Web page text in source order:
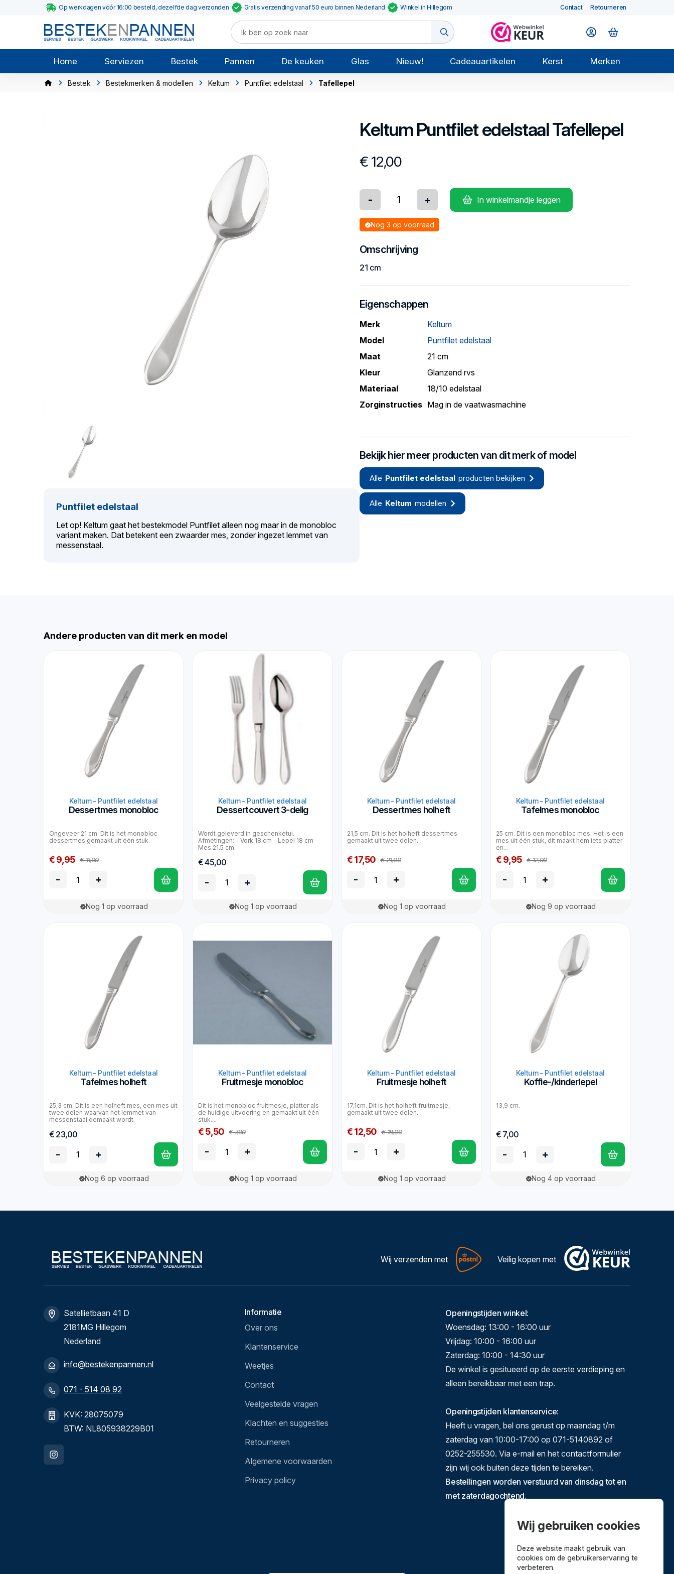
Op werkdagen vóór 16:00 besteld, dezelfde dag verzonden Gratis verzending vanaf 50 euro binnen Nederland Winkel in Hillegom Contact Retourneren
Home Serviezen Bestek Pannen De keuken Glas Nieuw! Cadeauartikelen Kerst Merken
Bestek Bestekmerken & modellen Keltum Puntfilet edelstaal Tafellepel
Puntfilet edelstaal
Let op! Keltum gaat het bestekmodel Puntfilet alleen nog maar in de monobloc
variant maken. Dat betekent een zwaarder mes, zonder ingezet lemmet van
messenstaal.
KeltumPuntfilet edelstaalTafellepel
€ 12,00
- + In winkelmandje leggen
Nog 3 op voorraad
Omschrijving
21 cm
Eigenschappen
Merk
Keltum
Model
Puntfilet edelstaal
Maat
21 cm
Kleur
Glanzend rvs
Materiaal
18/10 edelstaal
Zorginstructies Mag in de vaatwasmachine
Bekijk hier meer producten van dit merk of model
Alle Puntfilet edelstaal producten bekijken
Alle Keltum modellen
Andere producten van dit merk en model
Keltum - Puntfilet edelstaal
Dessertmes monobloc
Ongeveer 21 cm. Dit is het monobloc
dessertmes gemaakt uit één stuk.
€ 9,95 € 11,00
- +
Nog 1 op voorraad
Keltum - Puntfilet edelstaal
Dessertcouvert 3-delig
Wordt geleverd in geschenketui.
Afmetingen: - Vork 18 cm - Lepel 18 cm -
Mes 21,5 cm
€ 45,00
- +
Nog 1 op voorraad
Keltum - Puntfilet edelstaal
Dessertmes holheft
21,5 cm. Dit is het holheft dessertmes
gemaakt uit twee delen.
€ 17,50 € 21,00
- +
Nog 1 op voorraad
Keltum - Puntfilet edelstaal
Tafelmes monobloc
25 cm. Dit is een monobloc mes. Het is een
mes uit één stuk, dit maakt hem iets platter
en...
€ 9,95 € 12,00
- +
Nog 9 op voorraad
Keltum - Puntfilet edelstaal
Tafelmes holheft
25,3 cm. Dit is een holheft mes, een mes uit
twee delen waarvan het lemmet van
messenstaal gemaakt wordt.
€ 23,00
- +
Nog 6 op voorraad
Keltum - Puntfilet edelstaal
Fruitmesje monobloc
Dit is het monobloc fruitmesje, platter als
de huidige uitvoering en gemaakt uit één
stuk....
€ 5,50 € 7,00
- +
Nog 1 op voorraad
Keltum - Puntfilet edelstaal
Fruitmesje holheft
17,1cm. Dit is het holheft fruitmesje,
gemaakt uit twee delen.
€ 12,50 € 18,00
- +
Nog 1 op voorraad
Keltum - Puntfilet edelstaal
Koffie-/kinderlepel
13,9 cm.
€ 7,00
- +
Nog 4 op voorraad
Wij verzenden met Veilig kopen met
Satellietbaan 41 D
2181MG Hillegom
Nederland
info@bestekenpannen.nl
071 - 514 08 92
KVK: 28075079
BTW: NL805938229B01
Informatie
Over ons
Klantenservice
Weetjes
Contact
Veelgestelde vragen
Klachten en suggesties
Retourneren
Algemene voorwaarden
Privacy policy
Openingstijden winkel:
Woensdag: 13:00 - 16:00 uur
Vrijdag: 10:00 - 16:00 uur
Zaterdag: 10:00 - 14:30 uur
De winkel is gesitueerd op de eerste verdieping en
alleen bereikbaar met een trap.
Openingstijden klantenservice:
Heeft u vragen, bel ons gerust op maandag t/m
zaterdag van 10:00-17:00 op 071-5140892 of
0252-255530. Via e-mail en het contactformulier
zijn wij ook buiten deze tijden te bereiken.
Bestellingen worden verstuurd van dinsdag tot en
met zaterdagochtend.
Wij gebruiken cookies
Deze website maakt gebruik van
cookies om de gebruikerservaring te
verbeteren.